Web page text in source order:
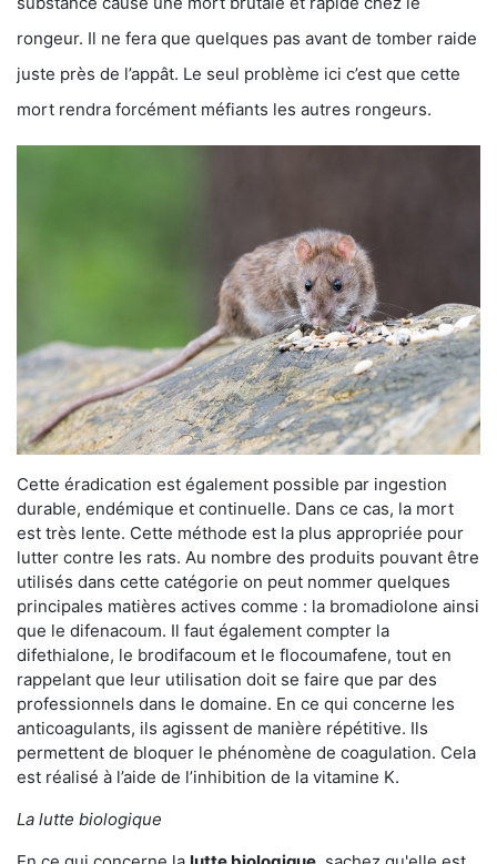
rongeur. Il ne fera que quelques pas avant de tomber raide
juste près de l’appât. Le seul problème ici c’est que cette
mort rendra forcément méfiants les autres rongeurs.
Cette éradication est également possible par ingestion
durable, endémique et continuelle. Dans ce cas, la mort
est très lente. Cette méthode est la plus appropriée pour
lutter contre les rats. Au nombre des produits pouvant être
utilisés dans cette catégorie on peut nommer quelques
principales matières actives comme : la bromadiolone ainsi
que le difenacoum. Il faut également compter la
difethialone, le brodifacoum et le flocoumafene, tout en
rappelant que leur utilisation doit se faire que par des
professionnels dans le domaine. En ce qui concerne les
anticoagulants, ils agissent de manière répétitive. Ils
permettent de bloquer le phénomène de coagulation. Cela
est réalisé à l’aide de l’inhibition de la vitamine K.
La lutte biologique